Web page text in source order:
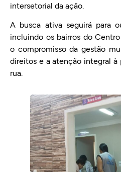
intersetorial da ação.
A busca ativa seguirá para
incluindo os bairros do
o compromisso da gestão
direitos e a atenção integral
rua.